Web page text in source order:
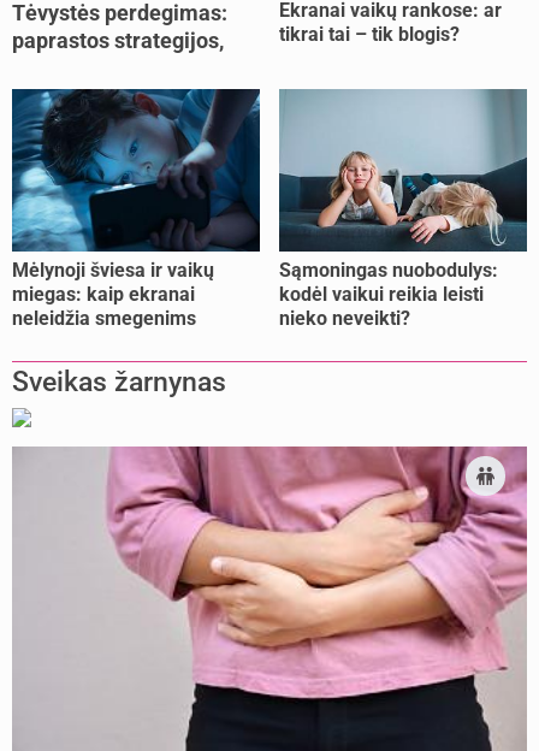
Tėvystės perdegimas:
paprastos strategijos,
jėgas
Ekranai vaikų rankose: ar
tikrai tai – tik blogis?
Mėlynoji šviesa ir vaikų
miegas: kaip ekranai
neleidžia smegenims
Sąmoningas nuobodulys:
kodėl vaikui reikia leisti
nieko neveikti?
Sveikas žarnynas